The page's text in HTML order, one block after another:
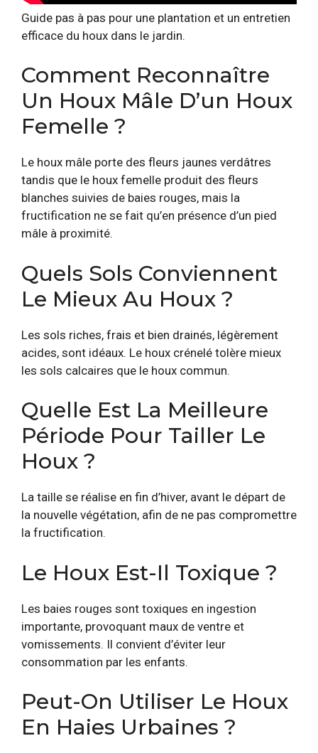
Guide pas à pas pour une plantation et un entretien
efficace du houx dans le jardin.
Comment Reconnaître
Un Houx Mâle D’un Houx
Femelle ?
Le houx mâle porte des fleurs jaunes verdâtres
tandis que le houx femelle produit des fleurs
blanches suivies de baies rouges, mais la
fructification ne se fait qu’en présence d’un pied
mâle à proximité.
Quels Sols Conviennent
Le Mieux Au Houx ?
Les sols riches, frais et bien drainés, légèrement
acides, sont idéaux. Le houx crénelé tolère mieux
les sols calcaires que le houx commun.
Quelle Est La Meilleure
Période Pour Tailler Le
Houx ?
La taille se réalise en fin d’hiver, avant le départ de
la nouvelle végétation, afin de ne pas compromettre
la fructification.
Le Houx Est-Il Toxique ?
Les baies rouges sont toxiques en ingestion
importante, provoquant maux de ventre et
vomissements. Il convient d’éviter leur
consommation par les enfants.
Peut-On Utiliser Le Houx
En Haies Urbaines ?